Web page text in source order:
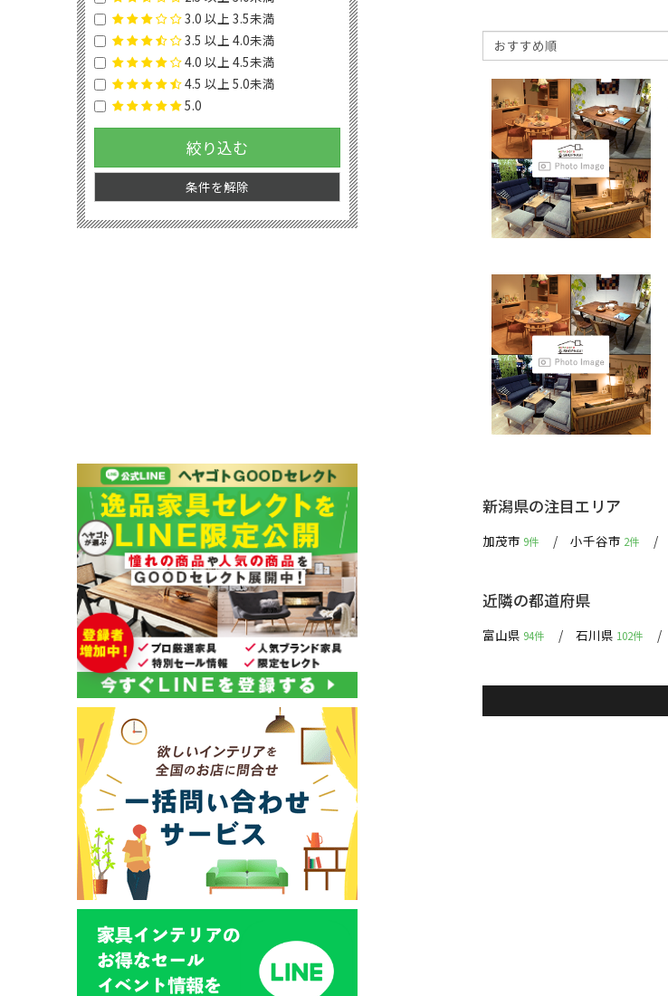
新潟県の注目エリア
加茂市 9件 小千谷市 2件
近隣の都道府県
富山県 94件 石川県 102件
3.0 以上 3.5未満
3.5 以上 4.0未満
4.0 以上 4.5未満
4.5 以上 5.0未満
5.0
絞り込む
条件を解除